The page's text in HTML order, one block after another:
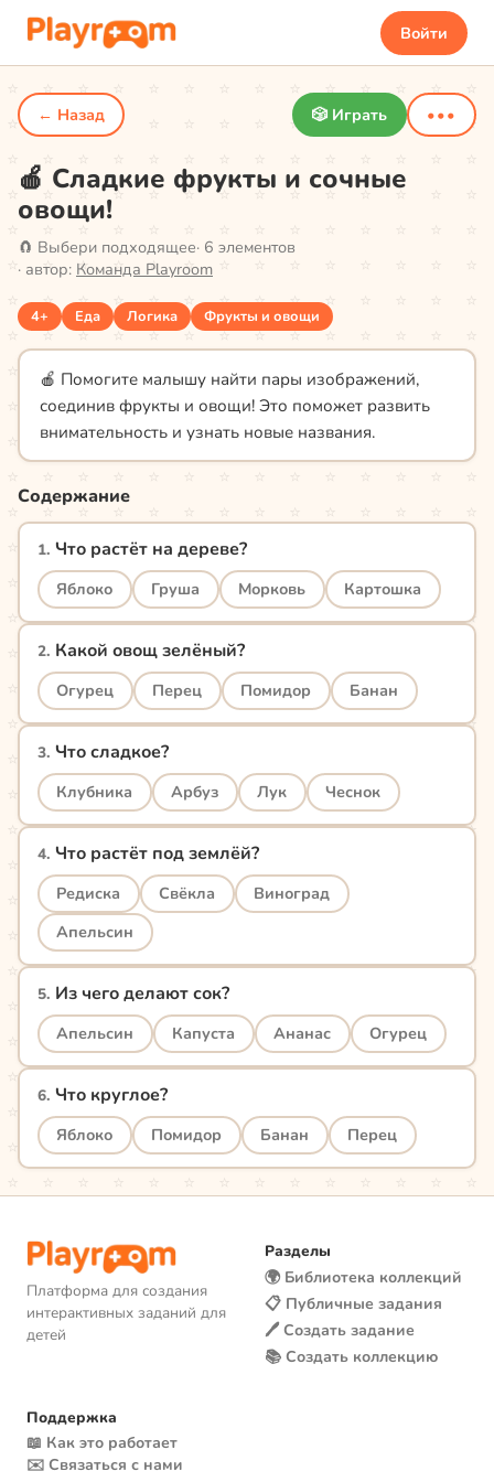
Войти
← Назад 🎲 Играть •••
🍎 Сладкие фрукты и сочные
овощи!
🧲 Выбери подходящее· 6 элементов
· автор: Команда Playroom
4+ Еда Логика Фрукты и овощи
🍎 Помогите малышу найти пары изображений,
соединив фрукты и овощи! Это поможет развить
внимательность и узнать новые названия.
Содержание
1. Что растёт на дереве?
Яблоко Груша Морковь Картошка
2. Какой овощ зелёный?
Огурец Перец Помидор Банан
3. Что сладкое?
Клубника Арбуз Лук Чеснок
4. Что растёт под землёй?
Редиска Свёкла
Виноград
Апельсин
5. Из чего делают сок?
Апельсин Капуста Ананас Огурец
6. Что круглое?
Яблоко Помидор Банан Перец
Платформа для создания
интерактивных заданий для
детей
Разделы
🌍 Библиотека коллекций
📋 Публичные задания
🖊️ Создать задание
📚 Создать коллекцию
Поддержка
📖 Как это работает
✉️ Связаться с нами